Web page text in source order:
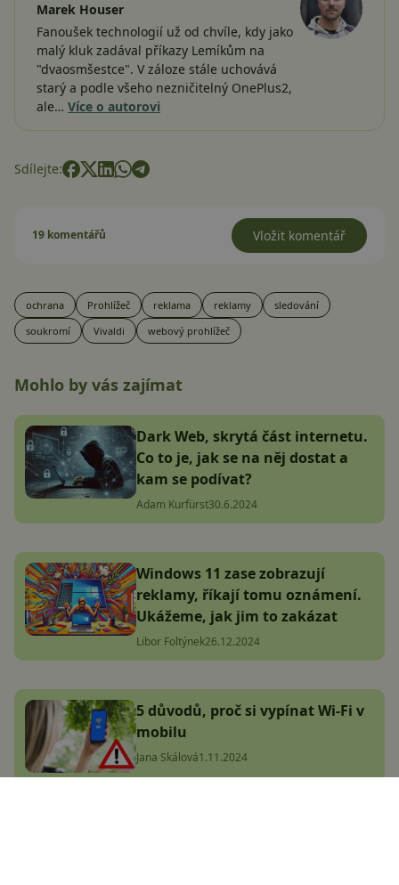
Marek Houser
Fanoušek technologií už od chvíle, kdy jako
malý kluk zadával příkazy Lemíkům na
"dvaosmšestce". V záloze stále uchovává
starý a podle všeho nezničitelný OnePlus2,
ale… Více o autorovi
Sdílejte:
19 komentářů Vložit komentář
ochrana Prohlížeč reklama reklamy
sledování
soukromí
Vivaldi webový prohlížeč
Mohlo by vás zajímat
Dark Web, skrytá část internetu.
Co to je, jak se na něj dostat a
kam se podívat?
Adam Kurfürst30.6.2024
Windows 11 zase zobrazují
reklamy, říkají tomu oznámení.
Ukážeme, jak jim to zakázat
Libor Foltýnek26.12.2024
5 důvodů, proč si vypínat Wi-Fi v
mobilu
Jana Skálová1.11.2024